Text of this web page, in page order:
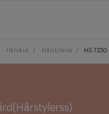
Hårvård / Hårstylerss / HS 7230